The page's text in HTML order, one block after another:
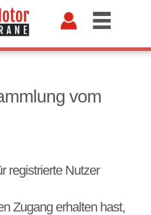
vom
registrierte Nutzer
Zugang erhalten hast,